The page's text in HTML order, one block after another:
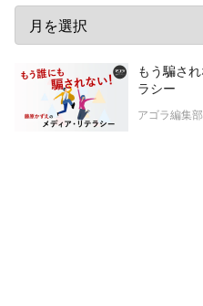
もう騙さ
ラシー
アゴラ編集部